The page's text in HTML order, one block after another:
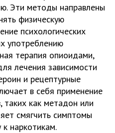
Эти методы направлены
физическую
психологических
употреблению
терапия опиоидами,
лечения зависимости
и рецептурные
в себя применение
как метадон или
смягчить симптомы
наркотикам.